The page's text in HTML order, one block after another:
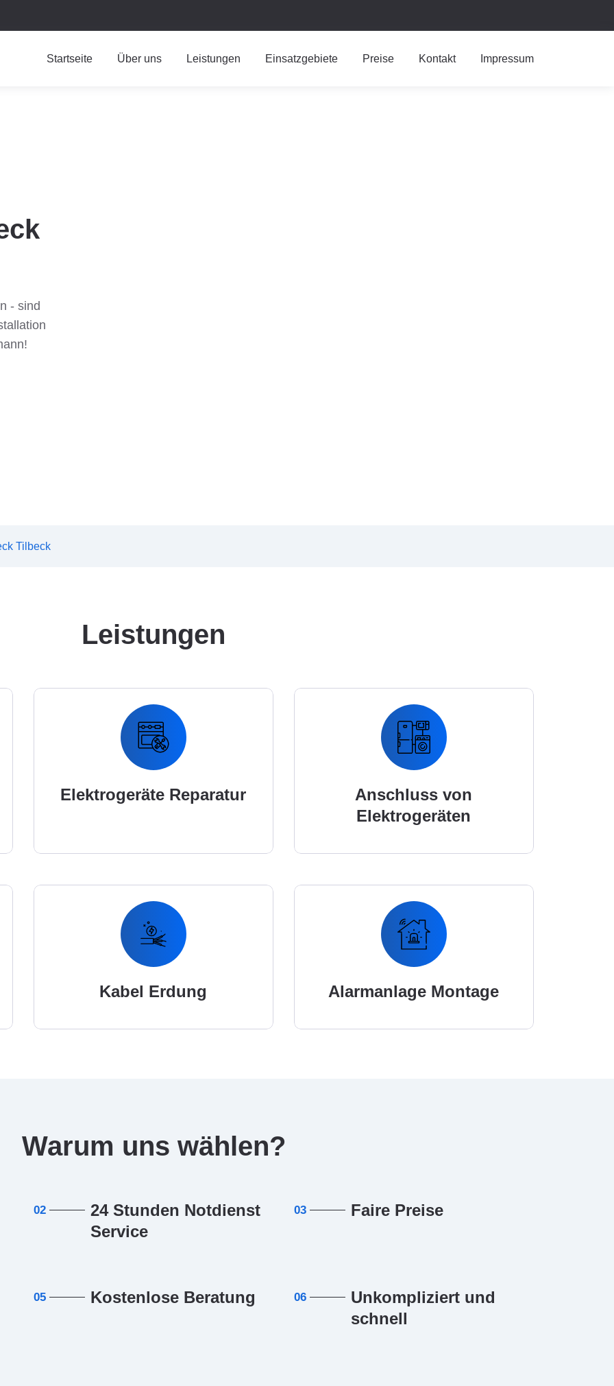
Startseite Über uns Leistungen Einsatzgebiete Preise Kontakt Impressum
- sind
Tilbeck
Leistungen
Elektrogeräte Reparatur
Anschluss von
Elektrogeräten
Kabel Erdung Alarmanlage Montage
Warum uns wählen?
02
24 Stunden Notdienst
Service
03 Faire Preise
05 Kostenlose Beratung 06
Unkompliziert und
schnell